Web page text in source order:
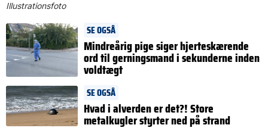
Illustrationsfoto
SE OGSÅ
Mindreårig pige siger hjerteskærende
ord til gerningsmand i sekunderne inden
voldtægt
SE OGSÅ
Hvad i alverden er det?! Store
metalkugler styrter ned på strand